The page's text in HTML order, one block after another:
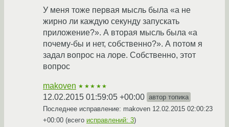
У меня тоже первая мысль была «а не
жирно ли каждую секунду запускать
приложение?». А вторая мысль была «а
почему-бы и нет, собственно?». А потом я
задал вопрос на лоре. Собственно, этот
вопрос
makoven ★★★★★
12.02.2015 01:59:05 +00:00 автор топика
Последнее исправление: makoven 12.02.2015 02:00:23
+00:00 (всего исправлений: 3)